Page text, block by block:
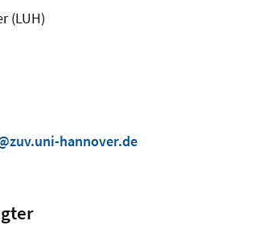
(LUH)
hannover.de